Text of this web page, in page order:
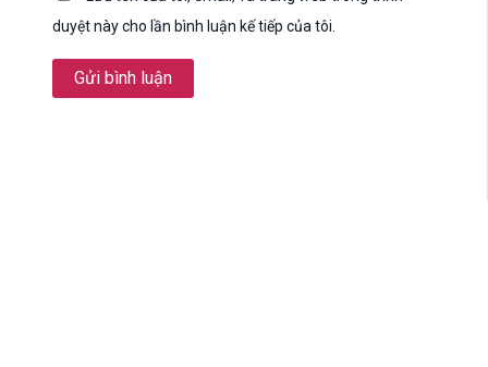
duyệt này cho lần bình luận kế tiếp của tôi.